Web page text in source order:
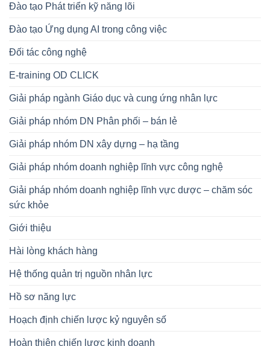
Đào tạo Phát triển kỹ năng lõi
Đào tạo Ứng dụng AI trong công việc
Đối tác công nghệ
E-training OD CLICK
Giải pháp ngành Giáo dục và cung ứng nhân lực
Giải pháp nhóm DN Phân phối – bán lẻ
Giải pháp nhóm DN xây dựng – hạ tầng
Giải pháp nhóm doanh nghiệp lĩnh vực công nghệ
Giải pháp nhóm doanh nghiệp lĩnh vực dược – chăm sóc
sức khỏe
Giới thiệu
Hài lòng khách hàng
Hệ thống quản trị nguồn nhân lực
Hồ sơ năng lực
Hoạch định chiến lược kỷ nguyên số
Hoàn thiện chiến lược kinh doanh